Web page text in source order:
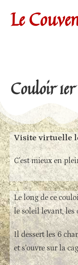
Le
Couloir
Visite virtuelle
C’est mieux en
Le long de ce
le soleil levant, les
Il dessert les 6
et s’ouvre sur la